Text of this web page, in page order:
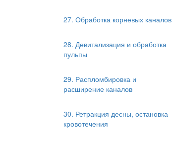
27. Обработка корневых каналов
28. Девитализация и обработка
пульпы
29. Распломбировка и
расширение каналов
30. Ретракция десны, остановка
кровотечения